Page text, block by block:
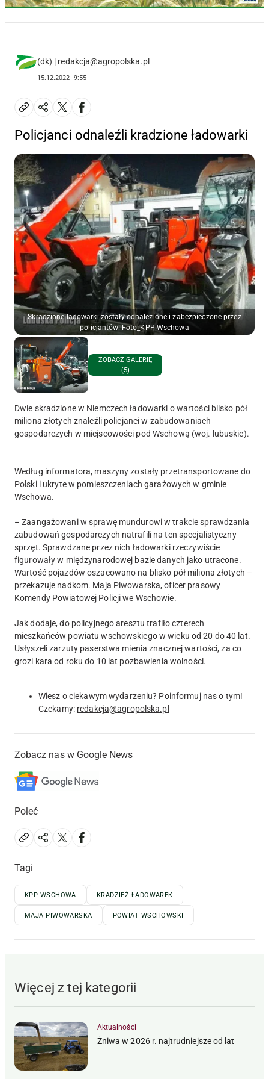
(dk) | redakcja@agropolska.pl
15.12.2022 9:55
Policjanci odnaleźli kradzione ładowarki
Skradzione ładowarki zostały odnalezione i zabezpieczone przez
policjantów. Foto_KPP Wschowa
ZOBACZ GALERIĘ
(5)
Dwie skradzione w Niemczech ładowarki o wartości blisko pół
miliona złotych znaleźli policjanci w zabudowaniach
gospodarczych w miejscowości pod Wschową (woj. lubuskie).
Według informatora, maszyny zostały przetransportowane do
Polski i ukryte w pomieszczeniach garażowych w gminie
Wschowa.
– Zaangażowani w sprawę mundurowi w trakcie sprawdzania
zabudowań gospodarczych natrafili na ten specjalistyczny
sprzęt. Sprawdzane przez nich ładowarki rzeczywiście
figurowały w międzynarodowej bazie danych jako utracone.
Wartość pojazdów oszacowano na blisko pół miliona złotych –
przekazuje nadkom. Maja Piwowarska, oficer prasowy
Komendy Powiatowej Policji we Wschowie.
Jak dodaje, do policyjnego aresztu trafiło czterech
mieszkańców powiatu wschowskiego w wieku od 20 do 40 lat.
Usłyszeli zarzuty paserstwa mienia znacznej wartości, za co
grozi kara od roku do 10 lat pozbawienia wolności.
Wiesz o ciekawym wydarzeniu? Poinformuj nas o tym!
Czekamy: redakcja@agropolska.pl
Zobacz nas w Google News
Poleć
Tagi
KPP WSCHOWA KRADZIEŻ ŁADOWAREK
MAJA PIWOWARSKA POWIAT WSCHOWSKI
Więcej z tej kategorii
Aktualności
Żniwa w 2026 r. najtrudniejsze od lat